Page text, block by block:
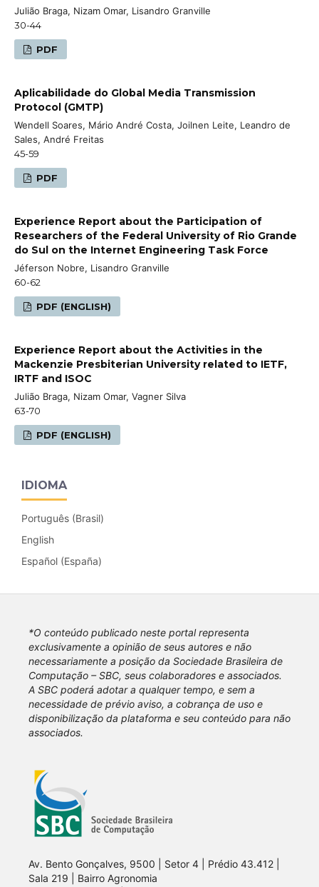
Julião Braga, Nizam Omar, Lisandro Granville
30-44
PDF
Aplicabilidade do Global Media Transmission
Protocol (GMTP)
Wendell Soares, Mário André Costa, Joilnen Leite, Leandro de
Sales, André Freitas
45-59
PDF
Experience Report about the Participation of
Researchers of the Federal University of Rio Grande
do Sul on the Internet Engineering Task Force
Jéferson Nobre, Lisandro Granville
60-62
PDF (ENGLISH)
Experience Report about the Activities in the
Mackenzie Presbiterian University related to IETF,
IRTF and ISOC
Julião Braga, Nizam Omar, Vagner Silva
63-70
PDF (ENGLISH)
IDIOMA
Português (Brasil)
English
Español (España)
*O conteúdo publicado neste portal representa
exclusivamente a opinião de seus autores e não
necessariamente a posição da Sociedade Brasileira de
Computação – SBC, seus colaboradores e associados.
A SBC poderá adotar a qualquer tempo, e sem a
necessidade de prévio aviso, a cobrança de uso e
disponibilização da plataforma e seu conteúdo para não
associados.
Av. Bento Gonçalves, 9500 | Setor 4 | Prédio 43.412 |
Sala 219 | Bairro Agronomia